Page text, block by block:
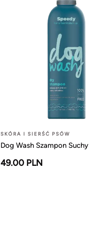
SKÓRA I SIERŚĆ PSÓW
Dog Wash Szampon Suchy
49.00 PLN